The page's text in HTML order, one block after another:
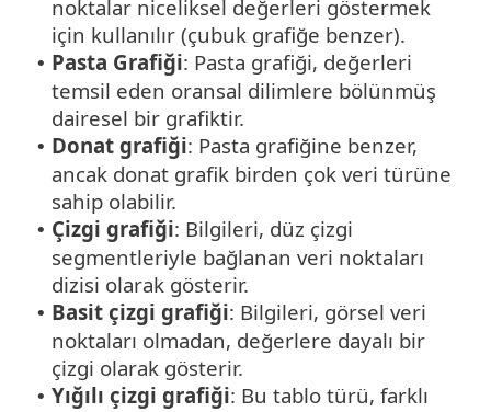
noktalar niceliksel değerleri göstermek
için kullanılır (çubuk grafiğe benzer).
• Pasta Grafiği: Pasta grafiği, değerleri
temsil eden oransal dilimlere bölünmüş
dairesel bir grafiktir.
• Donat grafiği: Pasta grafiğine benzer,
ancak donat grafik birden çok veri türüne
sahip olabilir.
• Çizgi grafiği: Bilgileri, düz çizgi
segmentleriyle bağlanan veri noktaları
dizisi olarak gösterir.
• Basit çizgi grafiği: Bilgileri, görsel veri
noktaları olmadan, değerlere dayalı bir
çizgi olarak gösterir.
• Yığılı çizgi grafiği: Bu tablo türü, farklı